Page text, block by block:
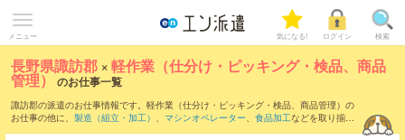
メニュー 気になる! ログイン 検索
長野県諏訪郡 ×軽作業（仕分け・ピッキング・検品、商品
管理） のお仕事一覧
諏訪郡の派遣のお仕事情報です。軽作業（仕分け・ピッキング・検品、商品管理）の
お仕事の他に、 製造（組立・加工） 、 マシンオペレーター、 食品加工などを取り揃え